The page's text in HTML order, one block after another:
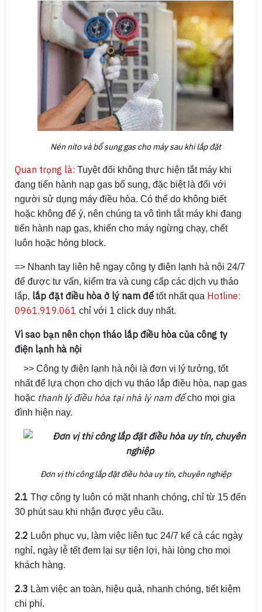
Nén nito và bổ sung gas cho máy sau khi lắp đặt
Quan trọng là: Tuyệt đối không thực hiện tắt máy khi
đang tiến hành nạp gas bổ sung, đặc biệt là đối với
người sử dụng máy điều hòa. Có thể do không biết
hoặc không để ý, nên chúng ta vô tình tắt máy khi đang
tiến hành nạp gas, khiến cho máy ngừng chạy, chết
luôn hoặc hỏng block.
=> Nhanh tay liên hệ ngay công ty điện lạnh hà nội 24/7
để được tư vấn, kiểm tra và cung cấp các dịch vụ tháo
lắp, lắp đặt điều hòa ở lý nam đế tốt nhất qua Hotline:
0961.919.061 chỉ với 1 click duy nhất.
Vì sao bạn nên chọn tháo lắp điều hòa của công ty
điện lạnh hà nội
>> Công ty điện lạnh hà nội là đơn vị lý tưởng, tốt
nhất để lựa chọn cho dịch vụ tháo lắp điều hòa, nạp gas
hoặc thanh lý điều hòa tại nhà lý nam đếcho mọi gia
đình hiện nay.
Đơn vị thi công lắp đặt điều hòa uy tín, chuyên nghiệp
2.1 Thợ công ty luôn có mặt nhanh chóng, chỉ từ 15 đến
30 phút sau khi nhận được yêu cầu.
2.2 Luôn phục vụ, làm việc liên tục 24/7 kể cả các ngày
nghỉ, ngày lễ tết đem lại sự tiện lợi, hài lòng cho mọi
khách hàng.
2.3 Làm việc an toàn, hiệu quả, nhanh chóng, tiết kiệm
chi phí.